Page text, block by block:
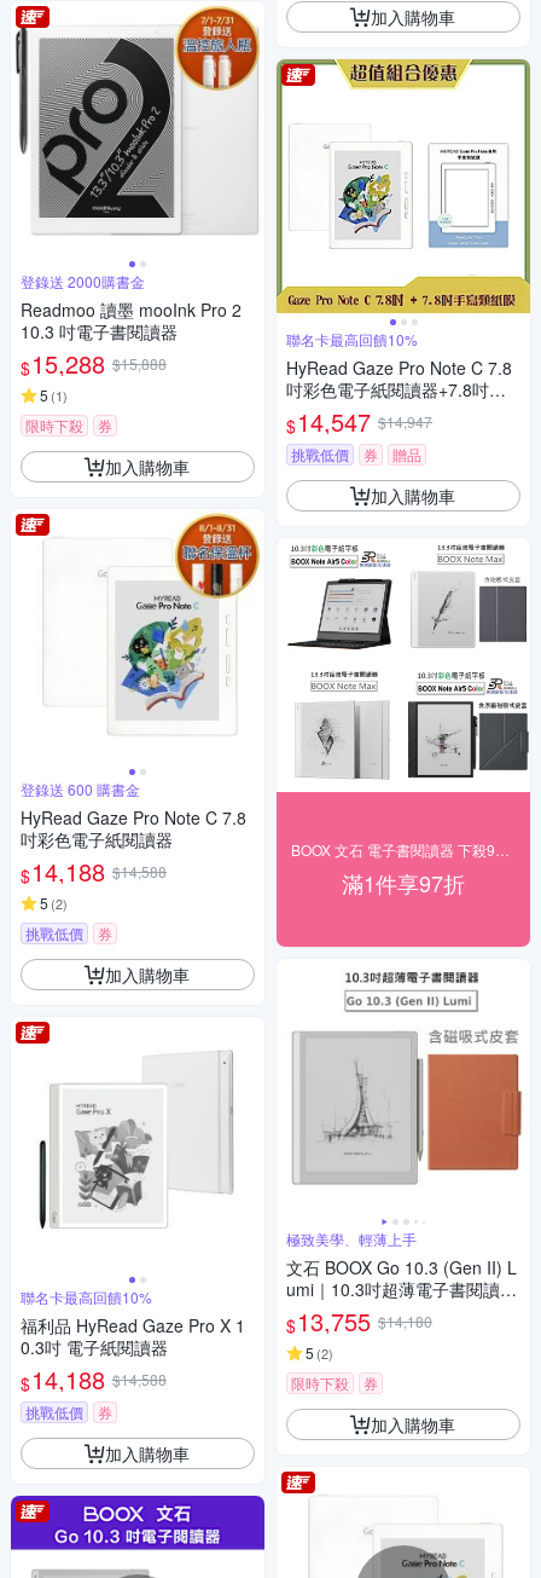
登錄送 2000購書金
Readmoo 讀墨 mooInk Pro 2
10.3 吋電子書閱讀器
$15,288 $15,888
5 (1)
限時下殺 券
加入購物車
登錄送 600 購書金
HyRead Gaze Pro Note C 7.8
吋彩色電子紙閱讀器
$14,188 $14,588
5 (2)
挑戰低價 券
加入購物車
聯名卡最高回饋10%
福利品 HyRead Gaze Pro X 1
0.3吋 電子紙閱讀器
$14,188 $14,588
挑戰低價
券
加入購物車
加入購物車
聯名卡最高回饋10%
HyRead Gaze Pro Note C 7.8
吋彩色電子紙閱讀器+7.8吋手
寫類紙膜 (組合)
$14,547 $14,947
挑戰低價
券 贈品
加入購物車
滿1件享97折
極致美學、輕薄上手
文石 BOOX Go 10.3 (Gen II) L
umi｜10.3吋超薄電子書閱讀器
(前光版)【磁吸式皮套組】
$13,755 $14,180
5 (2)
限時下殺 券
加入購物車